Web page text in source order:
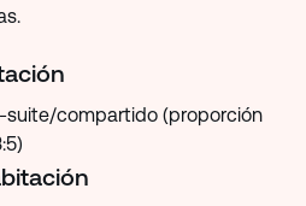
suite/compartido (proporción